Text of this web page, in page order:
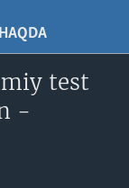
test
-